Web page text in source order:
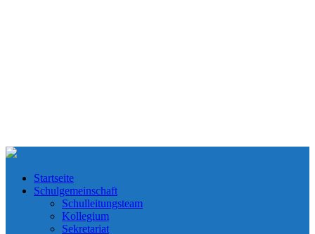
Startseite
Schulgemeinschaft
Schulleitungsteam
Kollegium
Sekretariat